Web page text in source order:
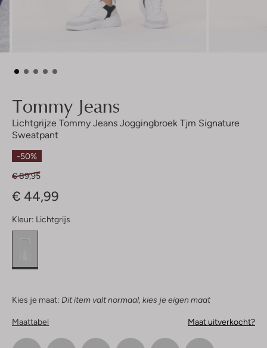
Tommy Jeans
Lichtgrijze Tommy Jeans Joggingbroek Tjm Signature
Sweatpant
-50%
€ 89,95
€ 44,99
Kleur: Lichtgrijs
Kies je maat: Dit item valt normaal, kies je eigen maat
Maattabel Maat uitverkocht?